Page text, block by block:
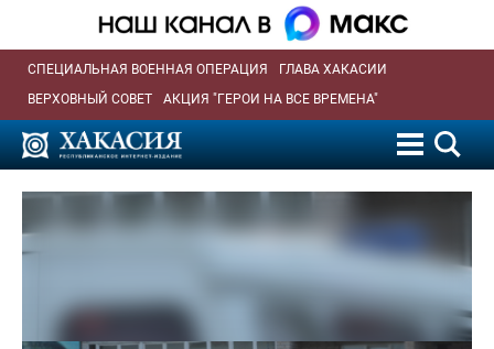
СПЕЦИАЛЬНАЯ ВОЕННАЯ ОПЕРАЦИЯ
ГЛАВА ХАКАСИИ
ВЕРХОВНЫЙ СОВЕТ
АКЦИЯ "ГЕРОИ НА ВСЕ ВРЕМЕНА"